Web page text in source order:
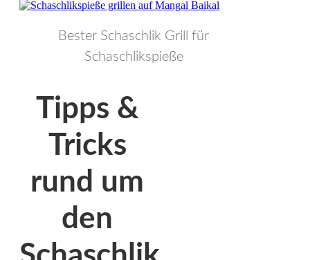
Bester Schaschlik Grill für
Schaschlikspieße
Tipps &
Tricks
rund um
den